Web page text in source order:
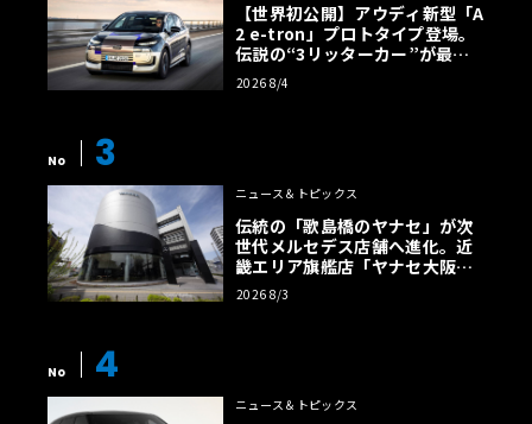
【世界初公開】アウディ新型「A
2 e-tron」プロトタイプ登場。
伝説の“3リッターカー”が最高
効率エントリーBEVとして復活
【画像38枚】
2026 8/4
No 3
ニュース＆トピックス
伝統の「歌島橋のヤナセ」が次
世代メルセデス店舗へ進化。近
畿エリア旗艦店「ヤナセ大阪支
店」がリニューアル
2026 8/3
No 4
ニュース＆トピックス